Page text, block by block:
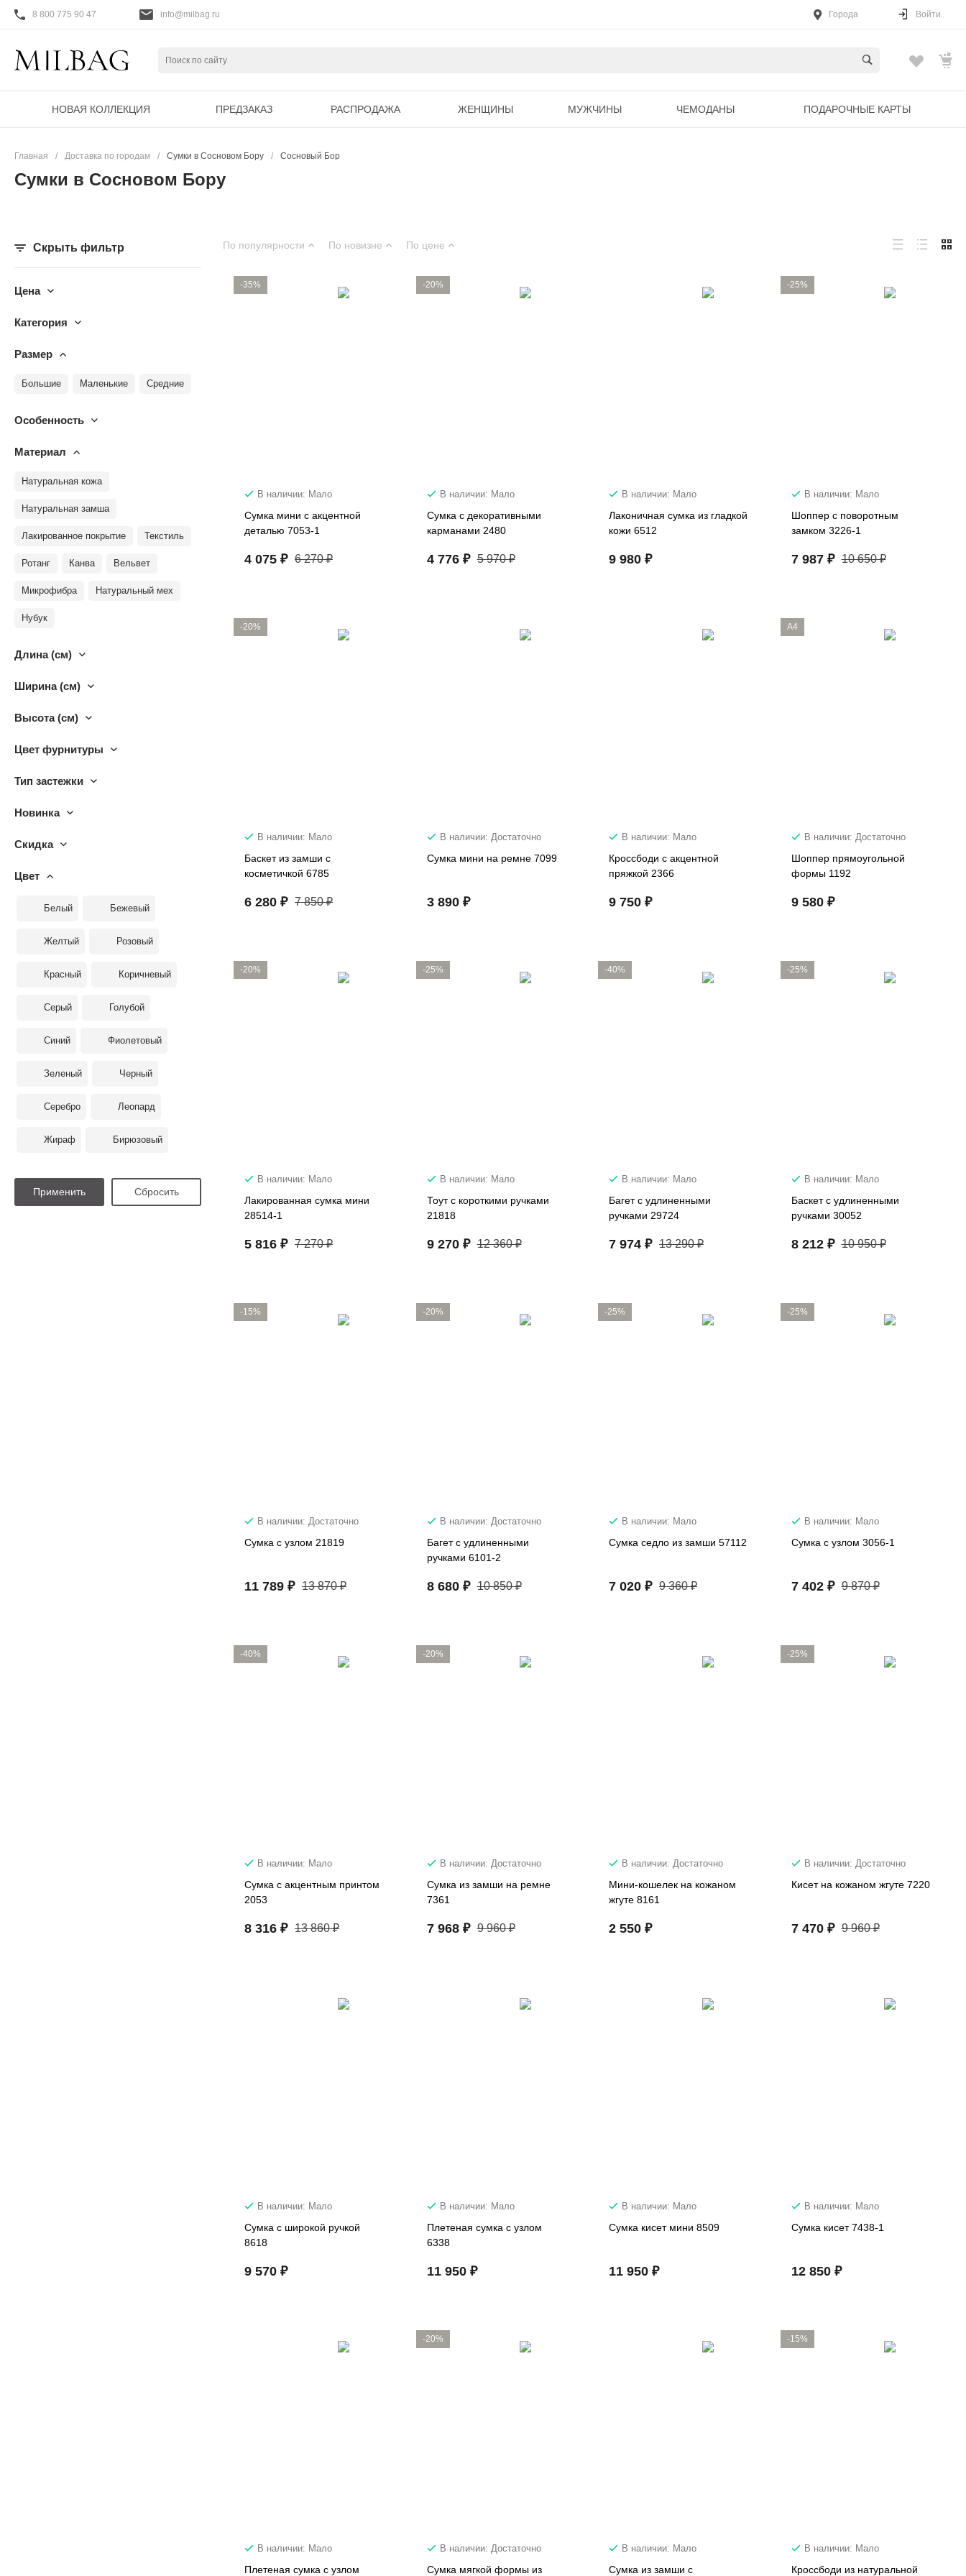
8 800 775 90 47 info@milbag.ru Города Войти
НОВАЯ КОЛЛЕКЦИЯ ПРЕДЗАКАЗ РАСПРОДАЖА ЖЕНЩИНЫ МУЖЧИНЫ ЧЕМОДАНЫ ПОДАРОЧНЫЕ КАРТЫ
Главная / Доставка по городам / Сумки в Сосновом Бору / Сосновый Бор
Сумки в Сосновом Бору
Скрыть фильтр
Цена
Категория
Размер
Большие Маленькие Средние
Особенность
Материал
Натуральная кожа
Натуральная замша
Лакированное покрытие Текстиль
Ротанг Канва Вельвет
Микрофибра Натуральный мех
Нубук
Длина (см)
Ширина (см)
Высота (см)
Цвет фурнитуры
Тип застежки
Новинка
Скидка
Цвет
Белый Бежевый
Желтый Розовый
Красный Коричневый
Серый Голубой
Синий Фиолетовый
Зеленый Черный
Серебро Леопард
Жираф Бирюзовый
По популярности По новизне По цене
-35%
В наличии: Мало
Сумка мини с акцентной
деталью 7053-1
4 075 ₽ 6 270 ₽
-20%
В наличии: Мало
Сумка с декоративными
карманами 2480
4 776 ₽ 5 970 ₽
В наличии: Мало
Лаконичная сумка из гладкой
кожи 6512
9 980 ₽
-25%
В наличии: Мало
Шоппер с поворотным
замком 3226-1
7 987 ₽ 10 650 ₽
-20%
В наличии: Мало
Баскет из замши с
косметичкой 6785
6 280 ₽ 7 850 ₽
В наличии: Достаточно
Сумка мини на ремне 7099
3 890 ₽
В наличии: Мало
Кроссбоди с акцентной
пряжкой 2366
9 750 ₽
A4
В наличии: Достаточно
Шоппер прямоугольной
формы 1192
9 580 ₽
-20%
В наличии: Мало
Лакированная сумка мини
28514-1
5 816 ₽ 7 270 ₽
-25%
В наличии: Мало
Тоут с короткими ручками
21818
9 270 ₽ 12 360 ₽
-40%
В наличии: Мало
Багет с удлиненными
ручками 29724
7 974 ₽ 13 290 ₽
-25%
В наличии: Мало
Баскет с удлиненными
ручками 30052
8 212 ₽ 10 950 ₽
-15%
В наличии: Достаточно
Сумка с узлом 21819
11 789 ₽ 13 870 ₽
-20%
В наличии: Достаточно
Багет с удлиненными
ручками 6101-2
8 680 ₽ 10 850 ₽
-25%
В наличии: Мало
Сумка седло из замши 57112
7 020 ₽ 9 360 ₽
-25%
В наличии: Мало
Сумка с узлом 3056-1
7 402 ₽ 9 870 ₽
-40%
В наличии: Мало
Сумка с акцентным принтом
2053
8 316 ₽ 13 860 ₽
-20%
В наличии: Достаточно
Сумка из замши на ремне
7361
7 968 ₽ 9 960 ₽
В наличии: Достаточно
Мини-кошелек на кожаном
жгуте 8161
2 550 ₽
-25%
В наличии: Достаточно
Кисет на кожаном жгуте 7220
7 470 ₽ 9 960 ₽
В наличии: Мало
Сумка c широкой ручкой
8618
9 570 ₽
В наличии: Мало
Плетеная сумка с узлом
6338
11 950 ₽
В наличии: Мало
Сумка кисет мини 8509
11 950 ₽
В наличии: Мало
Сумка кисет 7438-1
12 850 ₽
В наличии: Мало
Плетеная сумка с узлом
-20%
В наличии: Достаточно
Сумка мягкой формы из
В наличии: Мало
Сумка из замши с
-15%
В наличии: Мало
Кроссбоди из натуральной